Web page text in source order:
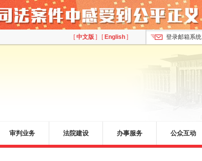
[中文版 ] [ English ] 登录邮箱系统
审判业务 法院建设 办事服务 公众互动